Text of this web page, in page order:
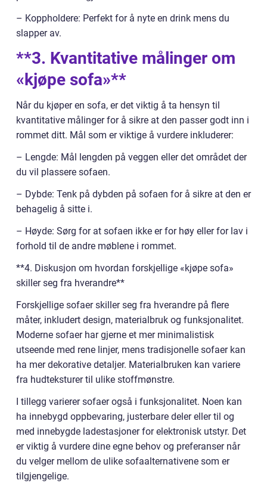
– Koppholdere: Perfekt for å nyte en drink mens du
slapper av.
**3. Kvantitative målinger om
«kjøpe sofa»**
Når du kjøper en sofa, er det viktig å ta hensyn til
kvantitative målinger for å sikre at den passer godt inn i
rommet ditt. Mål som er viktige å vurdere inkluderer:
– Lengde: Mål lengden på veggen eller det området der
du vil plassere sofaen.
– Dybde: Tenk på dybden på sofaen for å sikre at den er
behagelig å sitte i.
– Høyde: Sørg for at sofaen ikke er for høy eller for lav i
forhold til de andre møblene i rommet.
**4. Diskusjon om hvordan forskjellige «kjøpe sofa»
skiller seg fra hverandre**
Forskjellige sofaer skiller seg fra hverandre på flere
måter, inkludert design, materialbruk og funksjonalitet.
Moderne sofaer har gjerne et mer minimalistisk
utseende med rene linjer, mens tradisjonelle sofaer kan
ha mer dekorative detaljer. Materialbruken kan variere
fra hudteksturer til ulike stoffmønstre.
I tillegg varierer sofaer også i funksjonalitet. Noen kan
ha innebygd oppbevaring, justerbare deler eller til og
med innebygde ladestasjoner for elektronisk utstyr. Det
er viktig å vurdere dine egne behov og preferanser når
du velger mellom de ulike sofaalternativene som er
tilgjengelige.